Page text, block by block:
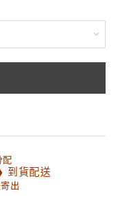
配
到貨配送
出